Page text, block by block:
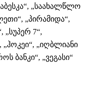
„საახალწლო
„პირამიდა“,
„სუპერ 7“,
„იღბლიანი
ბანკი“, „ვეგასი“